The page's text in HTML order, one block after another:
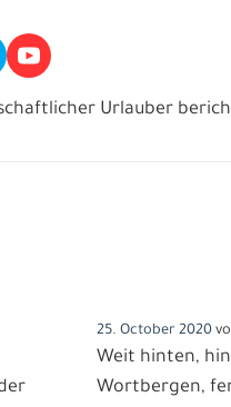
Urlauber
25. October 2020
Weit hinten,
Wortbergen,